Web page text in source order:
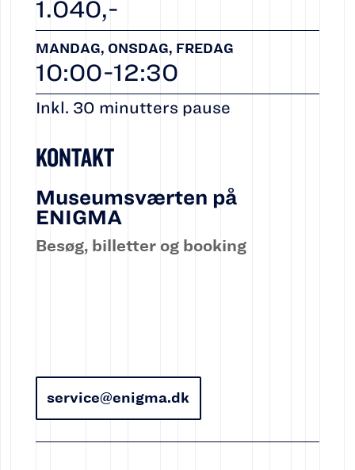
1.040,-
MANDAG, ONSDAG, FREDAG
10:00-12:30
Inkl. 30 minutters pause
KONTAKT
Museumsværten på
ENIGMA
Besøg, billetter og booking
service@enigma.dk